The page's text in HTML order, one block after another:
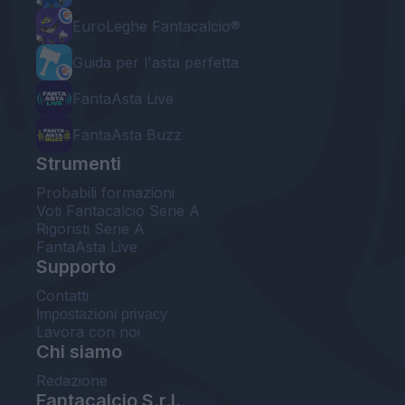
EuroLeghe Fantacalcio®
Guida per l'asta perfetta
FantaAsta Live
FantaAsta Buzz
Strumenti
Probabili formazioni
Voti Fantacalcio Serie A
Rigoristi Serie A
FantaAsta Live
Supporto
Contatti
Impostazioni privacy
Lavora con noi
Chi siamo
Redazione